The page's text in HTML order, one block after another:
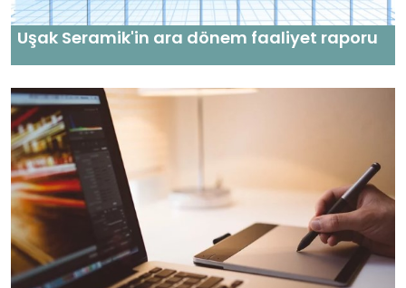
Uşak Seramik'in ara dönem faaliyet raporu